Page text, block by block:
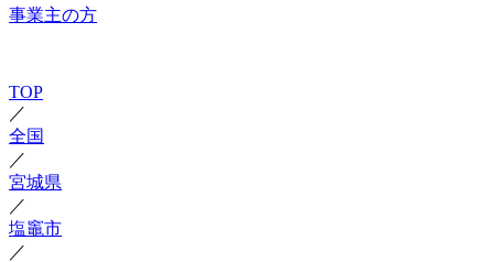
事業主の方
TOP
／
全国
／
宮城県
／
塩竈市
／